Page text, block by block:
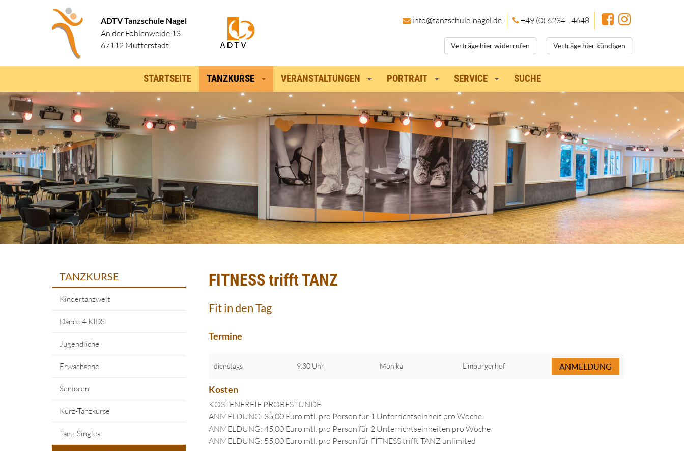
ADTV Tanzschule Nagel
An der Fohlenweide 13
67112 Mutterstadt
info@tanzschule-nagel.de +49 (0) 6234 - 4648
Verträge hier widerrufen Verträge hier kündigen
STARTSEITE TANZKURSE VERANSTALTUNGEN PORTRAIT SERVICE SUCHE
FITNESS trifft TANZ
Fit in den Tag
Termine
dienstags 9:30 Uhr Monika Limburgerhof ANMELDUNG
Kosten
KOSTENFREIE PROBESTUNDE
ANMELDUNG: 35,00 Euro mtl. pro Person für 1 Unterrichtseinheit pro Woche
ANMELDUNG: 45,00 Euro mtl. pro Person für 2 Unterrichtseinheiten pro Woche
ANMELDUNG: 55,00 Euro mtl. pro Person für FITNESS trifft TANZ unlimited
TANZKURSE
Kindertanzwelt
Dance 4 KIDS
Jugendliche
Erwachsene
Senioren
Kurz-Tanzkurse
Tanz-Singles